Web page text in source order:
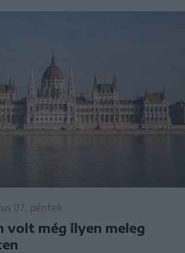
07., péntek
volt még ilyen meleg